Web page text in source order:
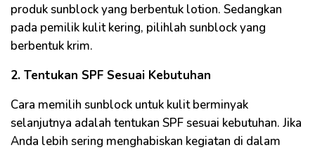
produk sunblock yang berbentuk lotion. Sedangkan
pada pemilik kulit kering, pilihlah sunblock yang
berbentuk krim.
2. Tentukan SPF Sesuai Kebutuhan
Cara memilih sunblock untuk kulit berminyak
selanjutnya adalah tentukan SPF sesuai kebutuhan. Jika
Anda lebih sering menghabiskan kegiatan di dalam